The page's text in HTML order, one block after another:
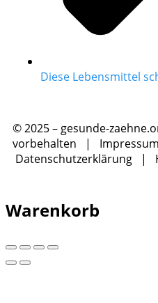
Diese Lebensmittel
© 2025 – gesunde-
vorbehalten | Impressum
Datenschutzerklärung |
Warenkorb